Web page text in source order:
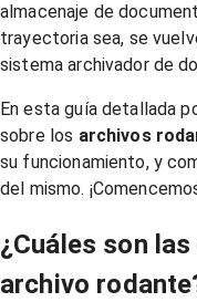
almacenaje de
trayectoria sea, se
sistema archivador de
En esta guía detallada
sobre los archivos
su funcionamiento, y
del mismo.
¿Cuáles son
archivo